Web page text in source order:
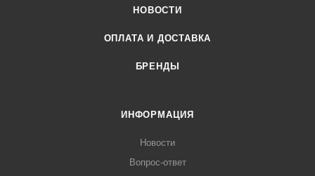
НОВОСТИ
ОПЛАТА И ДОСТАВКА
БРЕНДЫ
ИНФОРМАЦИЯ
Новости
Вопрос-ответ